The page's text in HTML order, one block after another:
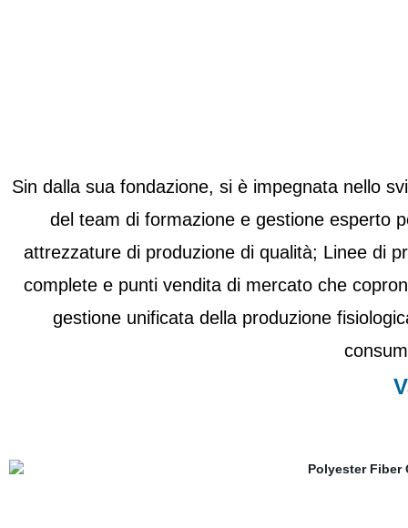
Sin dalla sua fondazione, si è impegnata nello
del team di formazione e gestione esperto
attrezzature di produzione di qualità; Linee di
complete e punti vendita di mercato che
gestione unificata della produzione